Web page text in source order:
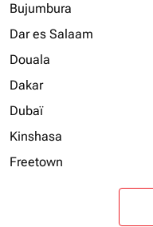
Bujumbura
Dar es Salaam
Douala
Dakar
Dubaï
Kinshasa
Freetown